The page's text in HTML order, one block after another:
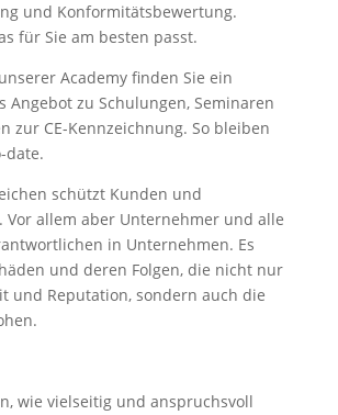
und Konformitätsbewertung.
für Sie am besten passt.
Academy finden Sie ein
Angebot zu Schulungen, Seminaren
zur CE-Kennzeichnung. So bleiben
date.
schützt Kunden und
Vor allem aber Unternehmer und alle
in Unternehmen. Es
und deren Folgen, die nicht nur
und Reputation, sondern auch die
wie vielseitig und anspruchsvoll